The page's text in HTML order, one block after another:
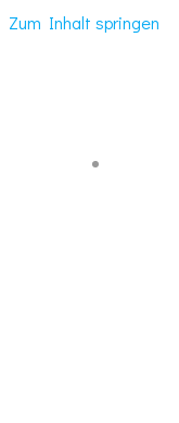
Zum Inhalt springen